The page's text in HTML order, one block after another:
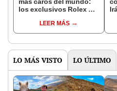
más caros del mundo:
los exclusivos Rolex no
LEER MÁS
LO MÁS VISTO LO ÚLTIMO